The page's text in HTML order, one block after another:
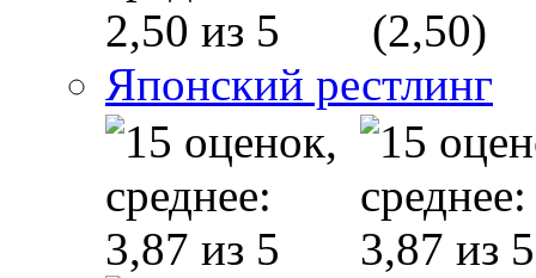
(2,50)
Японский рестлинг